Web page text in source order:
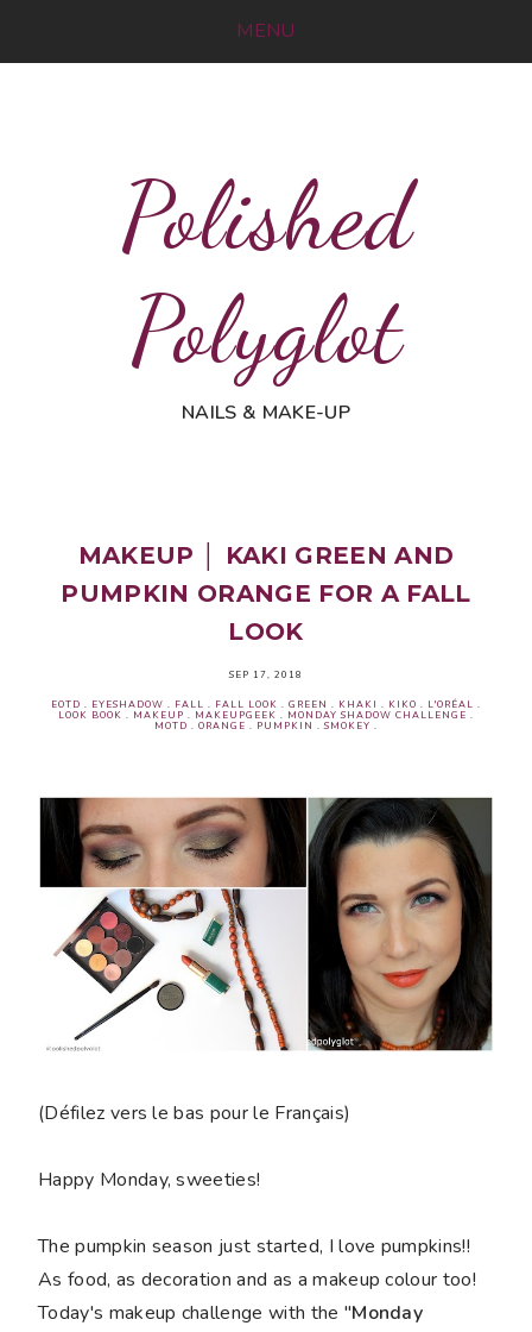
MENU
Polished
Polyglot
NAILS & MAKE-UP
MAKEUP │ KAKI GREEN AND
PUMPKIN ORANGE FOR A FALL
LOOK
SEP 17, 2018
EOTD . EYESHADOW . FALL . FALL LOOK . GREEN . KHAKI . KIKO . L'ORÉAL .
LOOK BOOK . MAKEUP . MAKEUPGEEK . MONDAY SHADOW CHALLENGE .
MOTD . ORANGE . PUMPKIN .SMOKEY .
(Défilez vers le bas pour le Français)
Happy Monday, sweeties!
The pumpkin season just started, I love pumpkins!!
As food, as decoration and as a makeup colour too!
Today's makeup challenge with the "Monday